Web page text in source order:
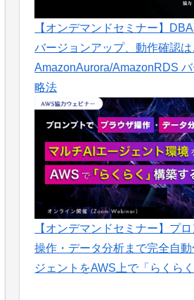
【オンデマンドセミナー】
バージョンアップ、動作確認
AmazonAurora/AmazonRDS
略法
【オンデマンドセミナー】プ
操作・データ分析まで完全自
ジェントをAWS上で「らくら